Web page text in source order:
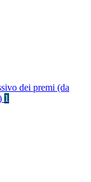
dei premi (da
1